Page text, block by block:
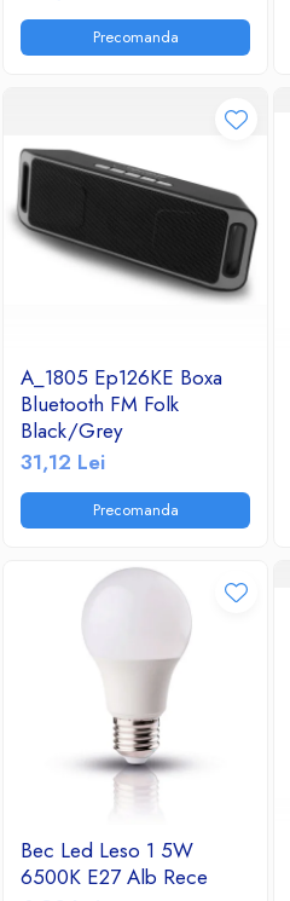
VentilatoarePrecomanda
A_1805 Ep126KE Boxa
Bluetooth FM Folk
Black/Grey
31,12 Lei
Precomanda
Bec Led Leso 1 5W
6500K E27 Alb Rece